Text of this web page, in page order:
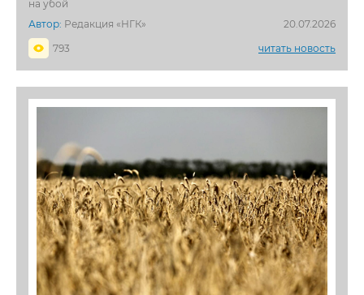
на убой
Автор: Редакция «НГК»
20.07.2026
793
читать новость